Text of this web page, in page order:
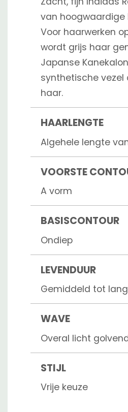
van hoogwaardige
Voor haarwerken
wordt grijs haar
Japanse Kanekalon
synthetische vezel
haar.
HAARLENGTE
Algehele lengte
VOORSTE
A vorm
BASISCONTOUR
Ondiep
LEVENDUUR
Gemiddeld tot lang
WAVE
Overal licht
STIJL
Vrije keuze